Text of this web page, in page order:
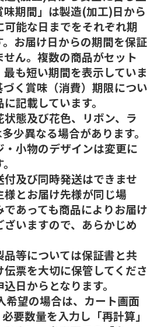
期間」は製造(加工)日から
能な日までをそれぞれ期
お届け日からの期間を保証
ん。複数の商品がセット
も短い期間を表示していま
く賞味（消費）期限につい
記載しています。
態及び花色、リボン、ラ
少異なる場合があります。
小物のデザインは変更に
及び同時発送はできませ
とお届け先様が同じ場
あっても商品によりお届け
いますので、あらかじめ
等については保証書と共
票を大切に保管してくださ
日からとなります。
望の場合は、カート画面
要数量を入力し「再計算」